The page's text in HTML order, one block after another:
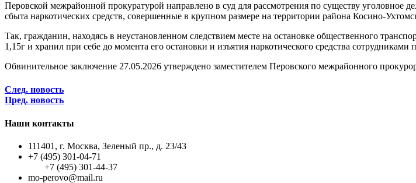
Перовской межрайонной прокуратурой направлено в суд для рассмотрения по существу
сбыта наркотических средств, совершенные в крупном размере на территории района Косино-
Так, гражданин, находясь в неустановленном следствием месте на остановке общественного
1,15г и хранил при себе до момента его остановки и изъятия наркотического средства
Обвинительное заключение 27.05.2026 утверждено заместителем Перовского межрайонного
След. новость
Пред. новость
Наши контакты
111401, г. Москва, Зеленый пр., д. 23/43
+7 (495) 301-04-71
+7 (495) 301-44-37
mo-perovo@mail.ru